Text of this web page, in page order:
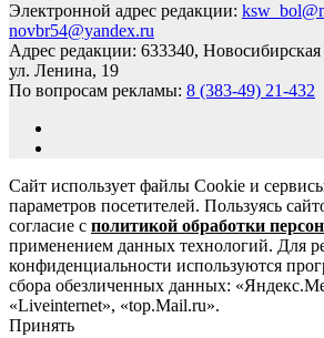
Электронной адрес редакции:
novbr54@yandex.ru
Адрес редакции: 633340, Новосибирская
ул. Ленина, 19
По вопросам рекламы: 8 (383-49) 21-432
Сайт использует файлы Cookie и
параметров посетителей. Пользуясь
согласие с политикой обработки
применением данных технологий. Для
конфиденциальности используются
сбора обезличенных данных:
«Liveinternet», «top.Mail.ru».
Принять